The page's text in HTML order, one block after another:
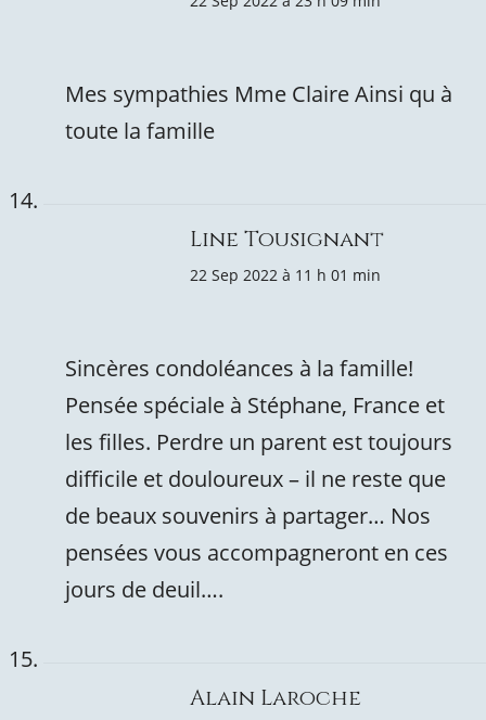
Mes sympathies Mme Claire Ainsi qu à
toute la famille
Line Tousignant
22 Sep 2022 à 11 h 01 min
Sincères condoléances à la famille!
Pensée spéciale à Stéphane, France et
les filles. Perdre un parent est toujours
difficile et douloureux – il ne reste que
de beaux souvenirs à partager… Nos
pensées vous accompagneront en ces
jours de deuil….
Alain Laroche